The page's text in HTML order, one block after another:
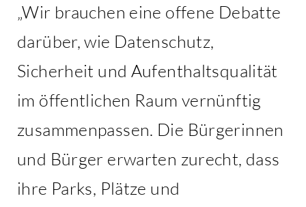
„Wir brauchen eine offene Debatte
darüber, wie Datenschutz,
Sicherheit und Aufenthaltsqualität
im öffentlichen Raum vernünftig
zusammenpassen. Die Bürgerinnen
und Bürger erwarten zurecht, dass
ihre Parks, Plätze und